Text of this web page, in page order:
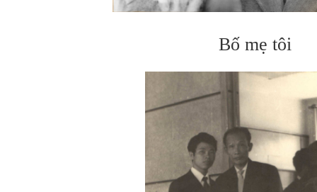
Bố mẹ tôi